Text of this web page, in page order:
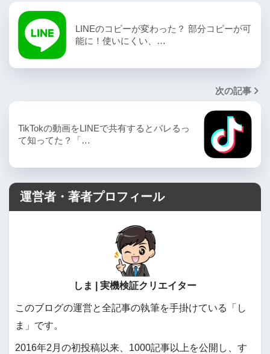
LINEのコピーが変わった？ 部分コピーが可
能に！使いにくい、…
次の記事
TikTokの動画をLINEで共有するとバレるっ
て知ってた？「…
運営者・著者プロフィール
しま | 実機検証クリエイター
このブログの運営と全記事の執筆を手掛けている「し
ま」です。
2016年2月の初投稿以来、1000記事以上を公開し、す